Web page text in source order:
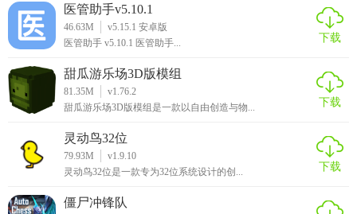
医管助手v5.10.1
46.63M
v5.15.1 安卓版
医管助手 v5.10.1 医管助手...
下载
甜瓜游乐场3D版模组
81.35M
v1.76.2
甜瓜游乐场3D版模组是一款以自由创造与物...
下载
灵动鸟32位
79.93M
v1.9.10
灵动鸟32位是一款专为32位系统设计的创...
下载
僵尸冲锋队